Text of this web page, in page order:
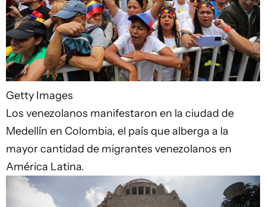
Getty Images
Los venezolanos manifestaron en la ciudad de
Medellín en Colombia, el país que alberga a la
mayor cantidad de migrantes venezolanos en
América Latina.